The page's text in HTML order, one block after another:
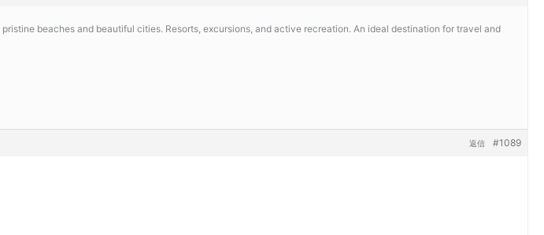
beaches and beautiful cities. Resorts, excursions, and active recreation. An ideal destination for travel and
#1089
返信